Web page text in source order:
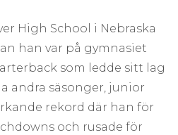
High School i Nebraska
han var på gymnasiet
som ledde sitt lag
andra säsonger, junior
rekord där han för
och rusade för